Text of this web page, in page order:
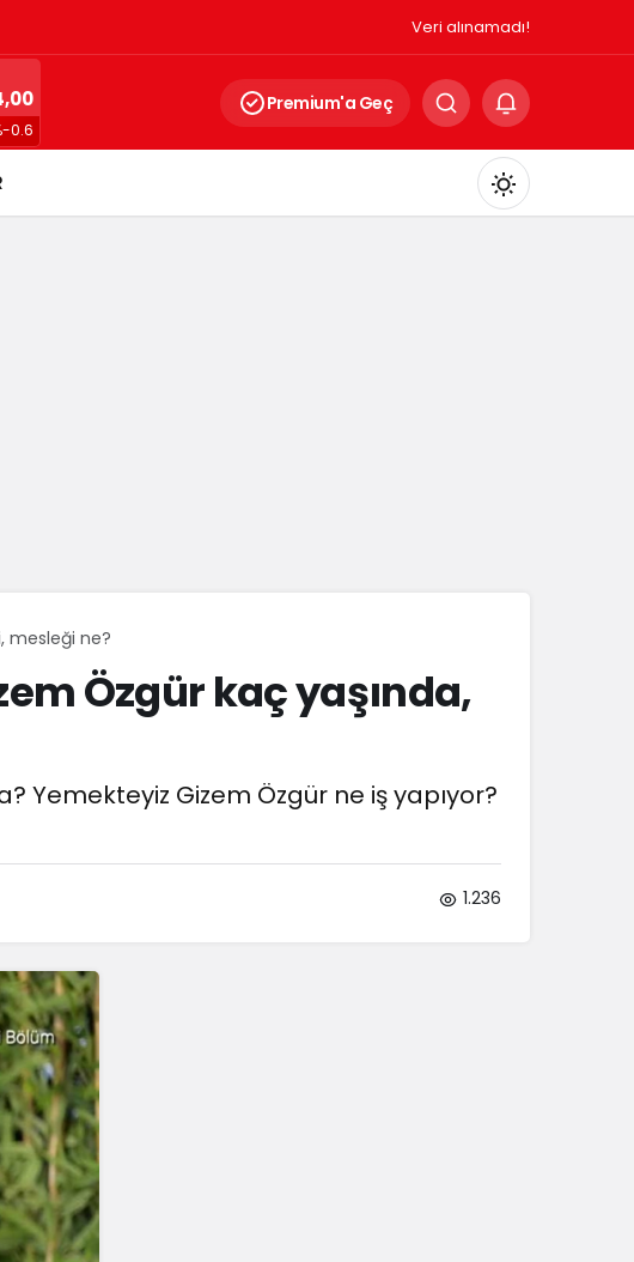
Veri alınamadı!
0.6
Premium'a Geç
Mod
mesleği ne?
Özgür kaç yaşında,
Yemekteyiz Gizem Özgür ne iş yapıyor?
1.236